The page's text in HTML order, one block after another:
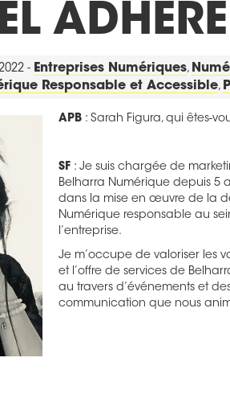
- Entreprises Numériques,
Responsable et Accessible,
APB : Sarah Figura, qui êtes-
SF : Je suis chargée de
Belharra Numérique depuis 5
dans la mise en œuvre de la
Numérique responsable au
l’entreprise.
Je m’occupe de valoriser les
et l’offre de services de
au travers d’événements et
communication que nous